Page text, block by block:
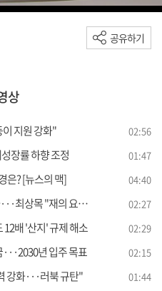
공유하기
상
지원 강화" 02:56
장률 하향 조정 01:47
은? [뉴스의 맥] 04:40
목 "재의 요구 건의" 02:27
배 '산지' 규제 해소 02:29
년 입주 목표 02:15
강화···러북 규탄" 01:44